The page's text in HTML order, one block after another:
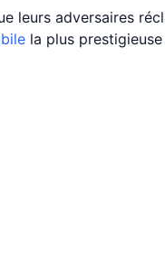
leurs adversaires
la plus